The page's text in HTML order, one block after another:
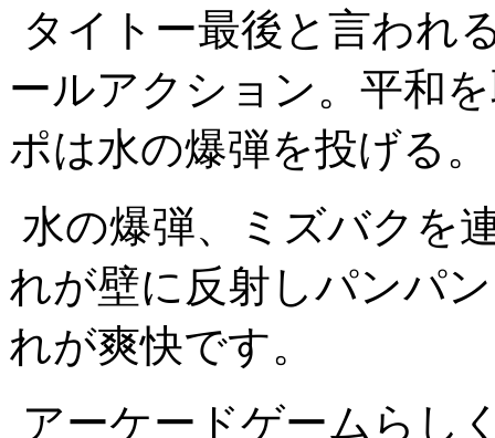
タイトー最後と言われ
ールアクション。平和
ポは水の爆弾を投げる。
水の爆弾、ミズバクを
れが壁に反射しパンパ
れが爽快です。
アーケードゲームらし